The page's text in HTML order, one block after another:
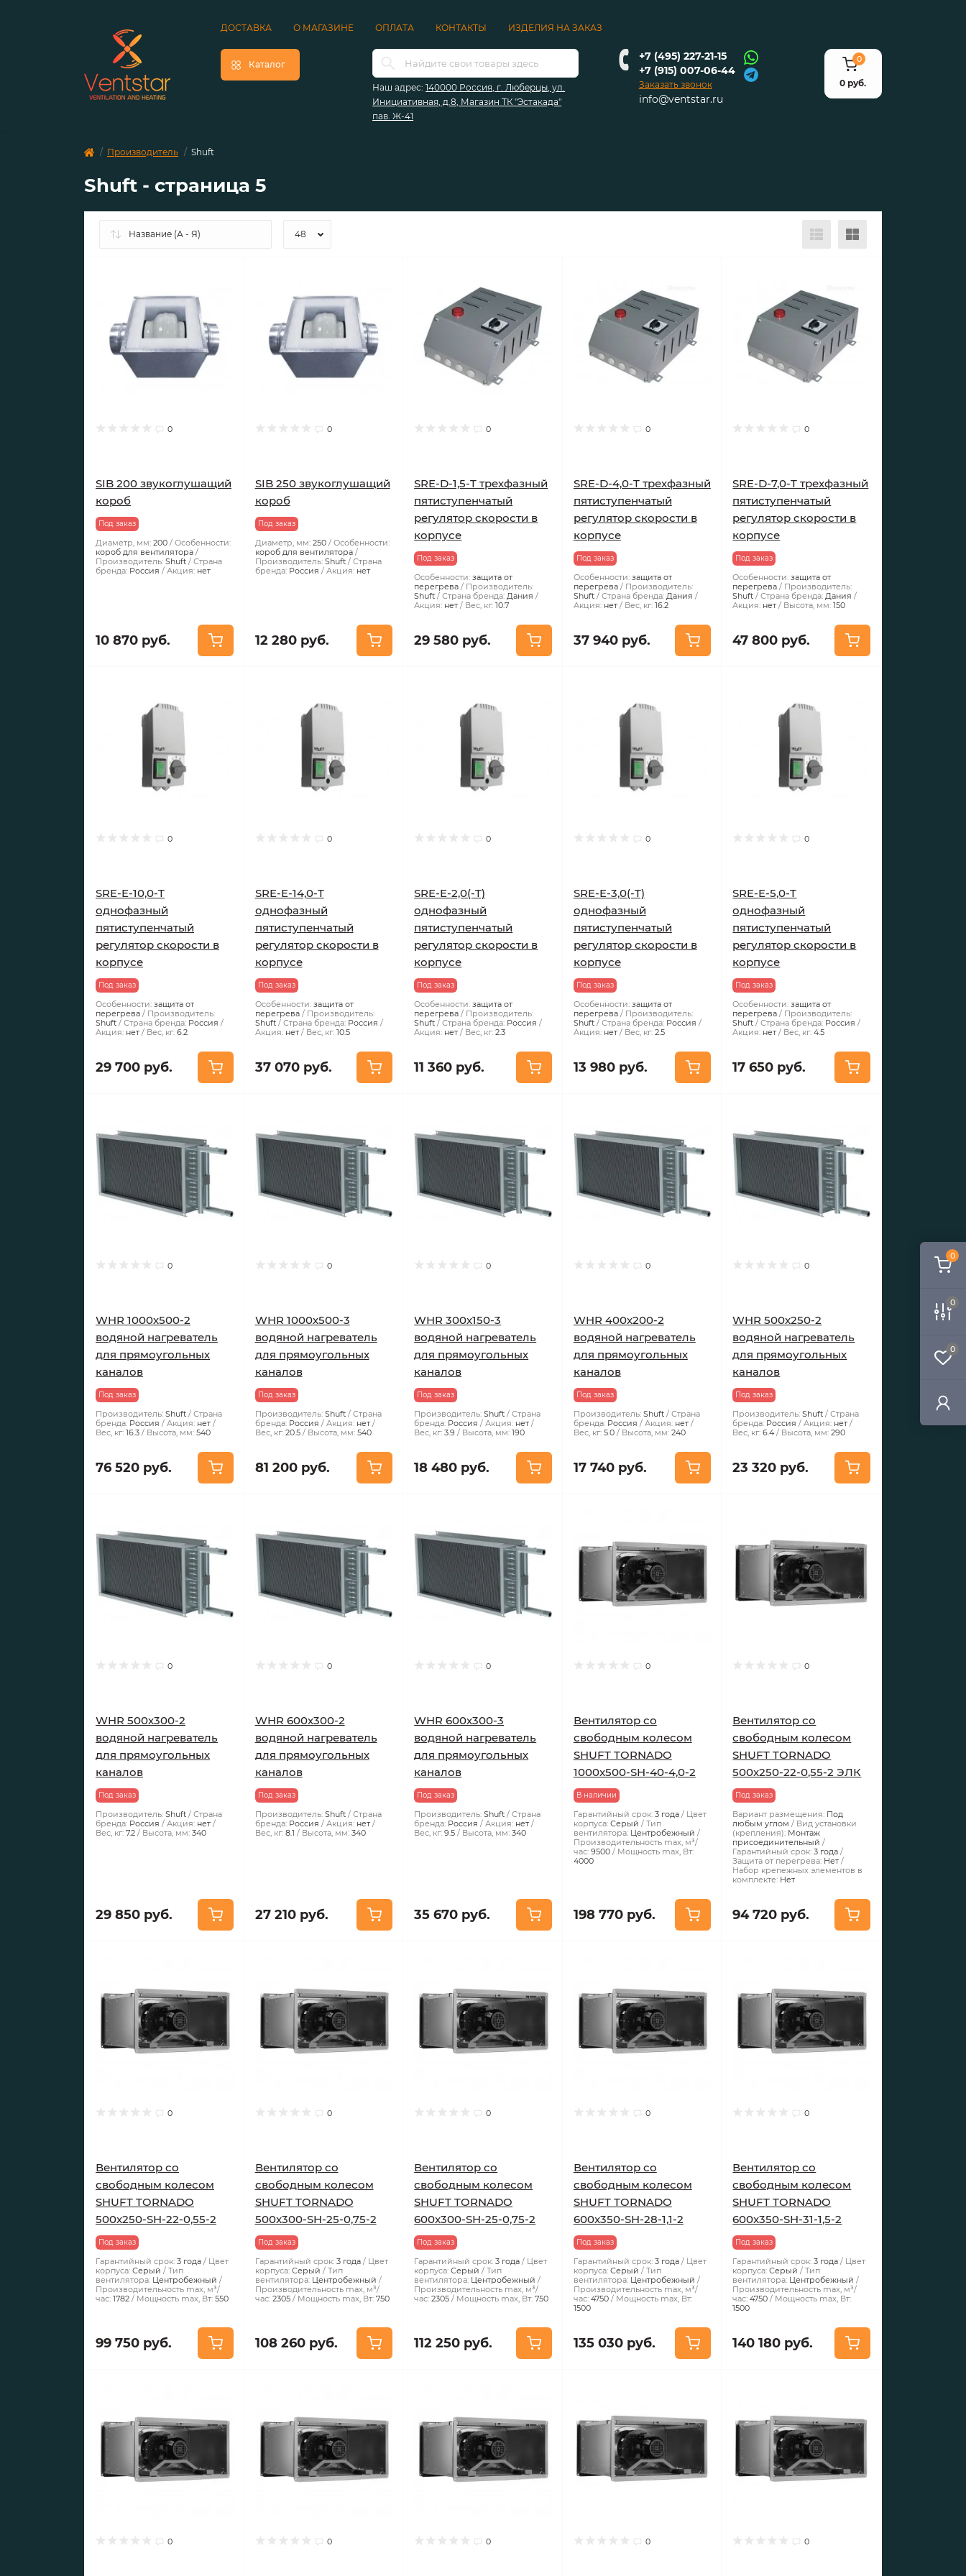
0
0
0
ДОСТАВКА О МАГАЗИНЕ ОПЛАТА КОНТАКТЫ ИЗДЕЛИЯ НА ЗАКАЗ
Каталог
Наш адрес: 140000 Россия, г. Люберцы, ул.
Инициативная, д.8, Магазин ТК "Эстакада"
пав. Ж-41
+7 (495) 227-21-15
+7 (915) 007-06-44
Заказать звонок
info@ventstar.ru
0
0 руб.
Производитель Shuft
Shuft - страница 5
0
SIB 200 звукоглушащий
короб
Под заказ
Диаметр, мм: 200
Особенности:
короб для вентилятора
Производитель: Shuft
Страна
бренда: Россия Акция: нет
10 870 руб.
0
SIB 250 звукоглушащий
короб
Под заказ
Диаметр, мм: 250
Особенности:
короб для вентилятора
Производитель: Shuft
Страна
бренда: Россия Акция: нет
12 280 руб.
0
SRE-D-1,5-T трехфазный
пятиступенчатый
регулятор скорости в
корпусе
Под заказ
Особенности: защита от
перегрева
Производитель:
Shuft
Страна бренда: Дания
Акция: нет Вес, кг: 10.7
29 580 руб.
0
SRE-D-4,0-T трехфазный
пятиступенчатый
регулятор скорости в
корпусе
Под заказ
Особенности: защита от
перегрева
Производитель:
Shuft
Страна бренда: Дания
Акция: нет Вес, кг: 16.2
37 940 руб.
0
SRE-D-7,0-T трехфазный
пятиступенчатый
регулятор скорости в
корпусе
Под заказ
Особенности: защита от
перегрева
Производитель:
Shuft
Страна бренда: Дания
Акция: нет Высота, мм: 150
47 800 руб.
0
SRE-E-10,0-T
однофазный
пятиступенчатый
регулятор скорости в
корпусе
Под заказ
Особенности: защита от
перегрева
Производитель:
Shuft
Страна бренда: Россия
Акция: нет Вес, кг: 6.2
29 700 руб.
0
SRE-E-14,0-T
однофазный
пятиступенчатый
регулятор скорости в
корпусе
Под заказ
Особенности: защита от
перегрева
Производитель:
Shuft
Страна бренда: Россия
Акция: нет Вес, кг: 10.5
37 070 руб.
0
SRE-E-2,0(-T)
однофазный
пятиступенчатый
регулятор скорости в
корпусе
Под заказ
Особенности: защита от
перегрева
Производитель:
Shuft
Страна бренда: Россия
Акция: нет Вес, кг: 2.3
11 360 руб.
0
SRE-E-3,0(-T)
однофазный
пятиступенчатый
регулятор скорости в
корпусе
Под заказ
Особенности: защита от
перегрева
Производитель:
Shuft
Страна бренда: Россия
Акция: нет Вес, кг: 2.5
13 980 руб.
0
SRE-E-5,0-T
однофазный
пятиступенчатый
регулятор скорости в
корпусе
Под заказ
Особенности: защита от
перегрева
Производитель:
Shuft
Страна бренда: Россия
Акция: нет Вес, кг: 4.5
17 650 руб.
0
WHR 1000х500-2
водяной нагреватель
для прямоугольных
каналов
Под заказ
Производитель: Shuft
Страна
бренда: Россия Акция: нет
Вес, кг: 16.3 Высота, мм: 540
76 520 руб.
0
WHR 1000х500-3
водяной нагреватель
для прямоугольных
каналов
Под заказ
Производитель: Shuft
Страна
бренда: Россия Акция: нет
Вес, кг: 20.5 Высота, мм: 540
81 200 руб.
0
WHR 300х150-3
водяной нагреватель
для прямоугольных
каналов
Под заказ
Производитель: Shuft
Страна
бренда: Россия Акция: нет
Вес, кг: 3.9 Высота, мм: 190
18 480 руб.
0
WHR 400х200-2
водяной нагреватель
для прямоугольных
каналов
Под заказ
Производитель: Shuft
Страна
бренда: Россия Акция: нет
Вес, кг: 5.0 Высота, мм: 240
17 740 руб.
0
WHR 500х250-2
водяной нагреватель
для прямоугольных
каналов
Под заказ
Производитель: Shuft
Страна
бренда: Россия Акция: нет
Вес, кг: 6.4 Высота, мм: 290
23 320 руб.
0
WHR 500х300-2
водяной нагреватель
для прямоугольных
каналов
Под заказ
Производитель: Shuft
Страна
бренда: Россия Акция: нет
Вес, кг: 7.2 Высота, мм: 340
29 850 руб.
0
WHR 600х300-2
водяной нагреватель
для прямоугольных
каналов
Под заказ
Производитель: Shuft
Страна
бренда: Россия Акция: нет
Вес, кг: 8.1 Высота, мм: 340
27 210 руб.
0
WHR 600х300-3
водяной нагреватель
для прямоугольных
каналов
Под заказ
Производитель: Shuft
Страна
бренда: Россия Акция: нет
Вес, кг: 9.5 Высота, мм: 340
35 670 руб.
0
Вентилятор cо
свободным колесом
SHUFT TORNADO
1000x500-SH-40-4,0-2
В наличии
Гарантийный срок: 3 года
Цвет
корпуса: Серый
Тип
вентилятора: Центробежный
Производительность max, м³/
час: 9500
Мощность max, Вт:
4000
198 770 руб.
0
Вентилятор cо
свободным колесом
SHUFT TORNADO
500x250-22-0,55-2 ЭЛК
Под заказ
Вариант размещения: Под
любым углом
Вид установки
(крепления): Монтаж
присоединительный
Гарантийный срок: 3 года
Защита от перегрева: Нет
Набор крепежных элементов в
комплекте: Нет
94 720 руб.
0
Вентилятор cо
свободным колесом
SHUFT TORNADO
500x250-SH-22-0,55-2
Под заказ
Гарантийный срок: 3 года
Цвет
корпуса: Серый
Тип
вентилятора: Центробежный
Производительность max, м³/
час: 1782 Мощность max, Вт: 550
99 750 руб.
0
Вентилятор cо
свободным колесом
SHUFT TORNADO
500x300-SH-25-0,75-2
Под заказ
Гарантийный срок: 3 года
Цвет
корпуса: Серый
Тип
вентилятора: Центробежный
Производительность max, м³/
час: 2305 Мощность max, Вт: 750
108 260 руб.
0
Вентилятор cо
свободным колесом
SHUFT TORNADO
600x300-SH-25-0,75-2
Под заказ
Гарантийный срок: 3 года
Цвет
корпуса: Серый
Тип
вентилятора: Центробежный
Производительность max, м³/
час: 2305 Мощность max, Вт: 750
112 250 руб.
0
Вентилятор cо
свободным колесом
SHUFT TORNADO
600x350-SH-28-1,1-2
Под заказ
Гарантийный срок: 3 года
Цвет
корпуса: Серый
Тип
вентилятора: Центробежный
Производительность max, м³/
час: 4750
Мощность max, Вт:
1500
135 030 руб.
0
Вентилятор cо
свободным колесом
SHUFT TORNADO
600x350-SH-31-1,5-2
Под заказ
Гарантийный срок: 3 года
Цвет
корпуса: Серый
Тип
вентилятора: Центробежный
Производительность max, м³/
час: 4750
Мощность max, Вт:
1500
140 180 руб.
0 0 0 0 0